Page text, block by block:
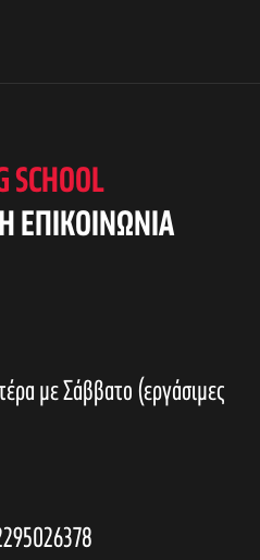
SCHOOL
ΕΠΙΚΟΙΝΩΝΙΑ
με Σάββατο (εργάσιμες